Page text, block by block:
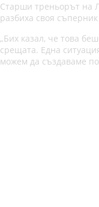
Старши треньорът на
разбиха своя
„Бих казал, че това
срещата. Една
можем да създаваме